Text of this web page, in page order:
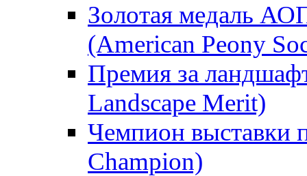
Золотая медаль
(American Peony
Премия за
Landscape Merit)
Чемпион выставки
Champion)